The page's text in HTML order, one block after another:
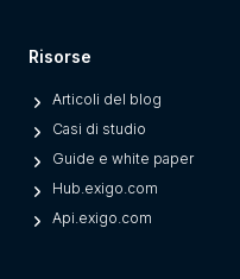
Risorse
Articoli del blog
Casi di studio
Guide e white paper
Hub.exigo.com
Api.exigo.com